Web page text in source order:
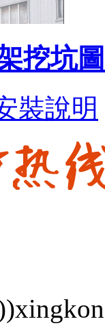
挖坑圖
裝說明